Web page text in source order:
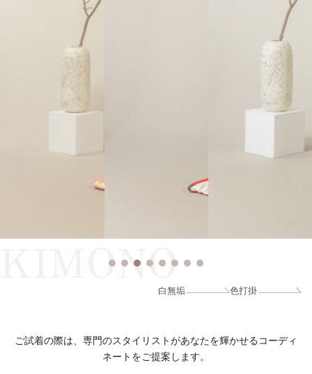
KIMONO
白無垢 色打掛
ご試着の際は、専門のスタイリストがあなたを輝かせるコーディ
ネートをご提案します。